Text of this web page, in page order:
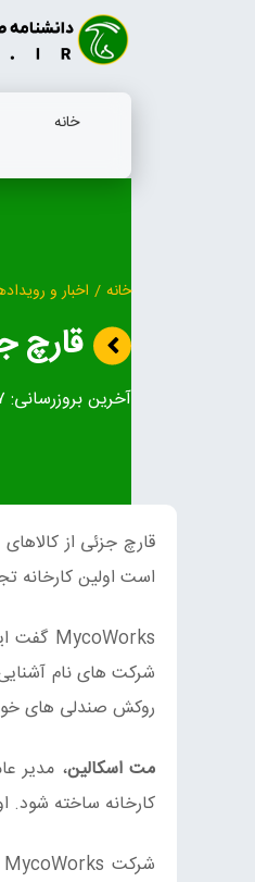
خانه
خانه / اخبار و
قارچ
آخرین بروزرسانی:
قارچ جزئی از
است اولین کارخانه
MycoWorks گفت این کارخانه سالانه میلیون ها فوت مربع
روکش صندلی های
مت اسکالین
کارخانه ساخته شود.
شرکت MycoWorks چندی پیش نیز با همکاری یک ساعت ساز در اندونزی به نام pala nusantara یک خط تولید